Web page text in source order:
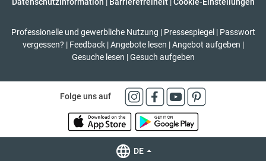
Professionelle und gewerbliche Nutzung | Pressespiegel | Passwort
vergessen? | Feedback | Angebote lesen | Angebot aufgeben |
Gesuche lesen | Gesuch aufgeben
Folge uns auf
DE